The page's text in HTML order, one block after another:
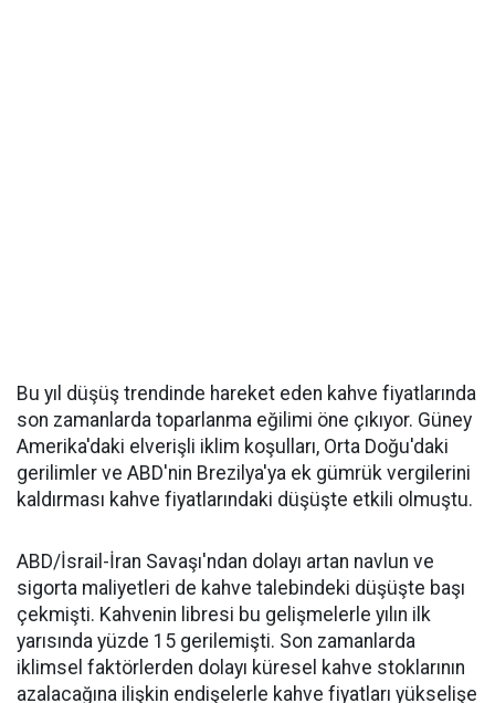
Bu yıl düşüş trendinde hareket eden kahve fiyatlarında
son zamanlarda toparlanma eğilimi öne çıkıyor. Güney
Amerika'daki elverişli iklim koşulları, Orta Doğu'daki
gerilimler ve ABD'nin Brezilya'ya ek gümrük vergilerini
kaldırması kahve fiyatlarındaki düşüşte etkili olmuştu.
ABD/İsrail-İran Savaşı'ndan dolayı artan navlun ve
sigorta maliyetleri de kahve talebindeki düşüşte başı
çekmişti. Kahvenin libresi bu gelişmelerle yılın ilk
yarısında yüzde 15 gerilemişti. Son zamanlarda
iklimsel faktörlerden dolayı küresel kahve stoklarının
azalacağına ilişkin endişelerle kahve fiyatları yükselişe